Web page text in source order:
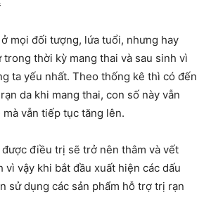
mọi đối tượng, lứa tuổi, nhưng hay
trong thời kỳ mang thai và sau sinh vì
ta yếu nhất. Theo thống kê thì có đến
da khi mang thai, con số này vẫn
vẫn tiếp tục tăng lên.
được điều trị sẽ trở nên thâm và vết
vì vậy khi bắt đầu xuất hiện các dấu
sử dụng các sản phẩm hỗ trợ trị rạn